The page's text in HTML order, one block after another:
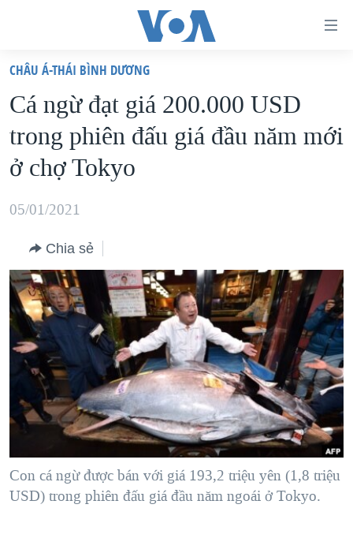
truy
cập
Tới
nội
chính
hướng
chính
Đi
tới
"Tìm"
VIỆT NAM
HOA KỲ
BIỂN ĐÔNG
THẾ GIỚI
DIỄN ĐÀN
MỤC
TỰ DO BÁO CHÍ
VẠCH TRẦN TIN GIẢ
NGƯỜI VIỆT HẢI NGOẠI
ĐỜI SỐNG
KINH TẾ
KHOA HỌC
SỨC KHOẺ
CHUYÊN ĐỀ
CHIẾN TRANH THƯƠNG MẠI CỦA MỸ: QUÁ KHỨ VÀ HIỆN
TẠI
HÀNH TRÌNH BẦU CỬ 2024
MỘT NĂM CHIẾN TRANH TẠI DẢI GAZA
GIẢI MÃ VÀNH ĐAI & CON ĐƯỜNG
NGÀY TỊ NẠN THẾ GIỚI
TRỊNH VĨNH BÌNH - NGƯỜI HẠ 'BÊN THẮNG CUỘC'
HỌC TIẾNG ANH
VIDEO
NGHE
MẠNG XÃ HỘI
CHÂU Á-THÁI BÌNH DƯƠNG
Cá ngừ đạt giá 200.000 USD
trong phiên đấu giá đầu năm mới
ở chợ Tokyo
05/01/2021
Chia sẻ
Con cá ngừ được bán với giá 193,2 triệu yên (1,8 triệu
USD) trong phiên đấu giá đầu năm ngoái ở Tokyo.